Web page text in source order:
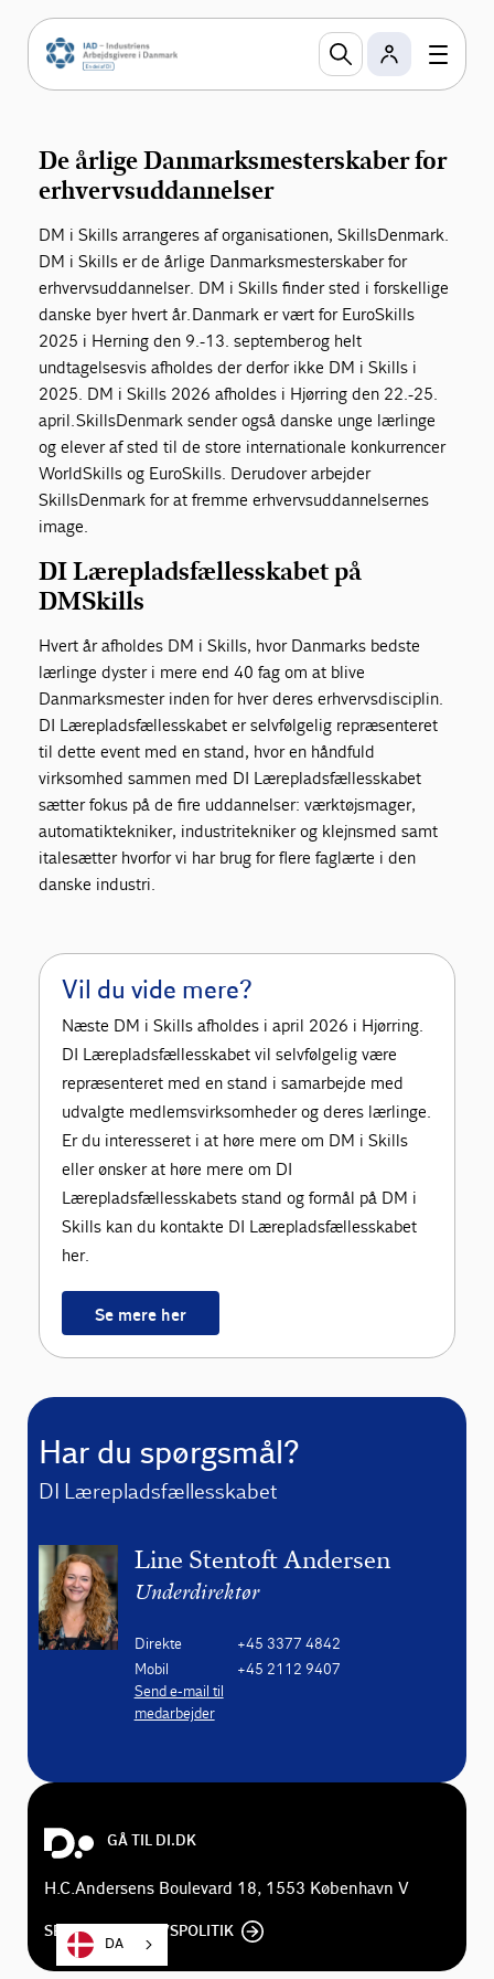
DM i Skills
Hvert år afholdes DM i Skills, hvor Danmarks
bedste lærlinge dyster i mere end 40 fag om at
disciplin.
De årlige Danmarksmesterskaber for
erhvervsuddannelser
DM i Skills arrangeres af organisationen, SkillsDenmark.
DM i Skills er de årlige Danmarksmesterskaber for
erhvervsuddannelser. DM i Skills finder sted i forskellige
danske byer hvert år. Danmark er vært for EuroSkills
2025 i Herning den 9.-13. september og helt
undtagelsesvis afholdes der derfor ikke DM i Skills i
2025. DM i Skills 2026 afholdes i Hjørring den 22.-25.
april. SkillsDenmark sender også danske unge lærlinge
og elever af sted til de store internationale konkurrencer
WorldSkills og EuroSkills. Derudover arbejder
SkillsDenmark for at fremme erhvervsuddannelsernes
image.
DI Lærepladsfællesskabet på
DMSkills
Hvert år afholdes DM i Skills, hvor Danmarks bedste
lærlinge dyster i mere end 40 fag om at blive
Danmarksmester inden for hver deres erhvervsdisciplin.
DI Lærepladsfællesskabet er selvfølgelig repræsenteret
til dette event med en stand, hvor en håndfuld
virksomhed sammen med DI Lærepladsfællesskabet
sætter fokus på de fire uddannelser: værktøjsmager,
automatiktekniker, industritekniker og klejnsmed samt
italesætter hvorfor vi har brug for flere faglærte i den
danske industri.
Vil du vide mere?
Næste DM i Skills afholdes i april 2026 i Hjørring.
DI Lærepladsfællesskabet vil selvfølgelig være
repræsenteret med en stand i samarbejde med
udvalgte medlemsvirksomheder og deres lærlinge.
Er du interesseret i at høre mere om DM i Skills
eller ønsker at høre mere om DI
Lærepladsfællesskabets stand og formål på DM i
Skills kan du kontakte DI Lærepladsfællesskabet
her.
Se mere her
Har du spørgsmål?
DI Lærepladsfællesskabet
Line Stentoft Andersen
Underdirektør
Direkte
+45 3377 4842
Mobil
+45 2112 9407
Send e-mail til
medarbejder
GÅ TIL DI.DK
H.C.Andersens Boulevard 18, 1553 København V
SE DI'S PRIVATLIVSPOLITIK
DA